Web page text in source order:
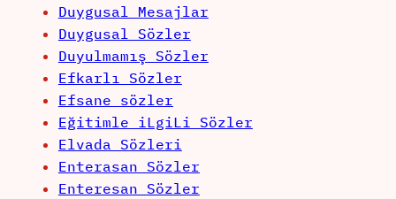
Duygusal Mesajlar
Duygusal Sözler
Duyulmamış Sözler
Efkarlı Sözler
Efsane sözler
Eğitimle iLgiLi Sözler
Elvada Sözleri
Enterasan Sözler
Enteresan Sözler